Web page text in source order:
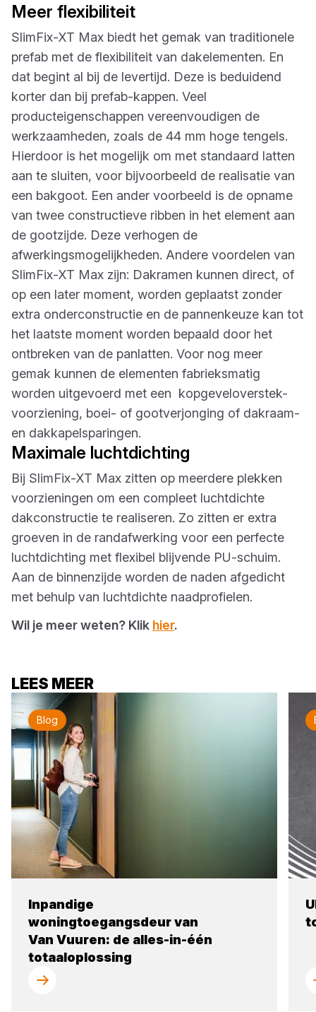
Meer flexibiliteit
SlimFix-XT Max biedt het gemak van traditionele
prefab met de flexibiliteit van dakelementen. En
dat begint al bij de levertijd. Deze is beduidend
korter dan bij prefab-kappen. Veel
producteigenschappen vereenvoudigen de
werkzaamheden, zoals de 44 mm hoge tengels.
Hierdoor is het mogelijk om met standaard latten
aan te sluiten, voor bijvoorbeeld de realisatie van
een bakgoot. Een ander voorbeeld is de opname
van twee constructieve ribben in het element aan
de gootzijde. Deze verhogen de
afwerkingsmogelijkheden. Andere voordelen van
SlimFix-XT Max zijn: Dakramen kunnen direct, of
op een later moment, worden geplaatst zonder
extra onderconstructie en de pannenkeuze kan tot
het laatste moment worden bepaald door het
ontbreken van de panlatten. Voor nog meer
gemak kunnen de elementen fabrieksmatig
worden uitgevoerd met een kopgeveloverstek-
voorziening, boei- of gootverjonging of dakraam-
en dakkapelsparingen.
Maximale luchtdichting
Bij SlimFix-XT Max zitten op meerdere plekken
voorzieningen om een compleet luchtdichte
dakconstructie te realiseren. Zo zitten er extra
groeven in de randafwerking voor een perfecte
luchtdichting met flexibel blijvende PU-schuim.
Aan de binnenzijde worden de naden afgedicht
met behulp van luchtdichte naadprofielen.
Wil je meer weten? Klik hier.
LEES MEER
Blog
Inpandige
woningtoegangsdeur van
Van Vuuren: de alles-in-één
totaaloplossing